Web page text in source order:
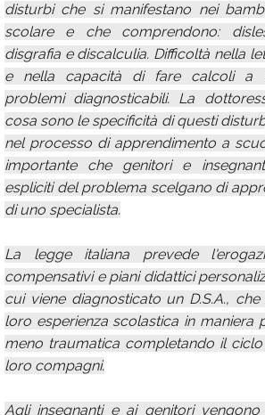
disturbi che si manifestano nei
scolare e che comprendono:
disgrafia e discalculia. Difficoltà nella
e nella capacità di fare calcoli a
problemi diagnosticabili. La
cosa sono le specificità di questi
nel processo di apprendimento a
importante che genitori e
espliciti del problema scelgano di
di uno specialista.
La legge italiana prevede
compensativi e piani didattici
cui viene diagnosticato un D.S.A.,
loro esperienza scolastica in maniera
meno traumatica completando il
loro compagni.
Agli insegnanti e ai genitori vengono